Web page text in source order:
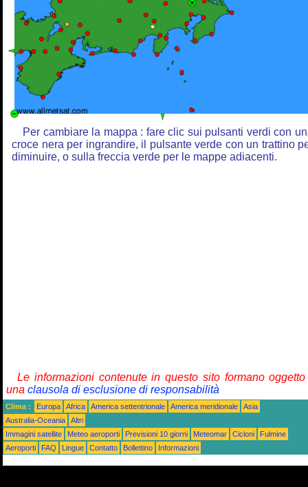
Per cambiare la mappa : fare clic sui pulsanti verdi con
croce nera per ingrandire, il pulsante verde con un trattino
diminuire, o sulla freccia verde per le mappe adiacenti.
Le informazioni contenute in questo sito formano
una clausola di esclusione di responsabilità
Clima : Europa Africa America settentrionale America meridionale
Asia
Australia-Oceania
Altri
Immagini satellite
Meteo aeroporti Previsioni 10 giorni Meteomar Cicloni
Fulmine
Aeroporti
FAQ Lingue Contatto Bollettino Informazioni